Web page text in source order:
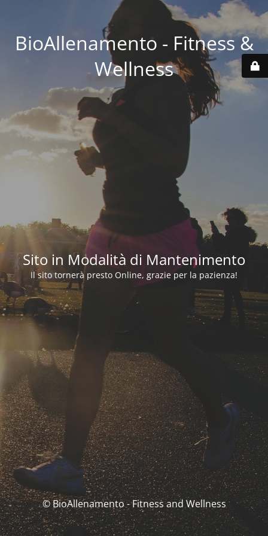
BioAllenamento - Fitness &
Wellness
Sito in Modalità di Mantenimento
Il sito tornerà presto Online, grazie per la pazienza!
© BioAllenamento - Fitness and Wellness